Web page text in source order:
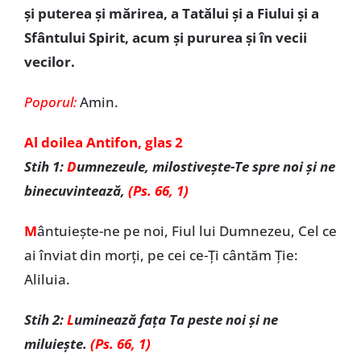
și puterea și mărirea, a Tatălui și a Fiului și a
Sfântului Spirit, acum și pururea și în vecii
vecilor.
Poporul:Amin.
Al doilea Antifon, glas 2
Stih 1:Dumnezeule, milostivește-Te spre noi și ne
binecuvintează, (Ps. 66, 1)
Mântuiește-ne pe noi, Fiul lui Dumnezeu, Cel ce
ai înviat din morți, pe cei ce-Ți cântăm Ție:
Aliluia.
Stih 2:Luminează fața Ta peste noi și ne
miluiește. (Ps. 66, 1)